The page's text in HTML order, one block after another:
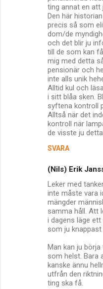
ting annat en att
Den här
precis så som
dom/de
och det blir ju
till de som kan
mig med detta
pensionär och
inte alls unik
Alltid kul och
i sitt blåa sken.
syftena kontroll
Alltså när det
kontroll när
de visste ju detta
SVARA
(Nils) Erik
Leker med
inte måste vara
mängder
samma håll. Att
i dagens läge
som ju knappast
Man kan ju
som helst. Bara
kanske ännu
utfrån den
ting ska få.